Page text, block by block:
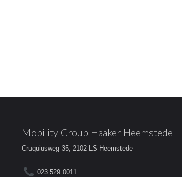
Mobility Group Haaker Heemstede
Cruquiusweg 35, 2102 LS Heemstede
023 529 0011